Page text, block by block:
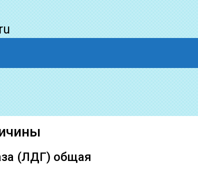
(ЛДГ) общая